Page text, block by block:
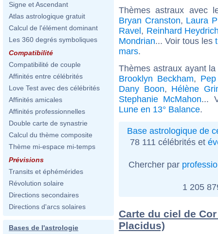
Signe et Ascendant
Atlas astrologique gratuit
Calcul de l'élément dominant
Les 360 degrés symboliques
Compatibilité
Compatibilité de couple
Affinités entre célébrités
Love Test avec des célébrités
Affinités amicales
Affinités professionnelles
Double carte de synastrie
Calcul du thème composite
Thème mi-espace mi-temps
Prévisions
Transits et éphémérides
Révolution solaire
Directions secondaires
Directions d'arcs solaires
Bases de l'astrologie
Thèmes astraux avec
Bryan Cranston, Laura
Ravel, Reinhard
Mondrian... Voir tous les
mars.
Thèmes astraux ayant
Brooklyn Beckham,
Dany Boon, Hélène
Stephanie McMahon...
Lune en 13° Balance.
Base astrologique de
78 111 célébrités et
Chercher par
1 205
Carte du ciel de
Placidus)